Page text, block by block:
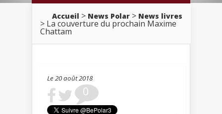
Accueil > News Polar > News livres
> La couverture du prochain Maxime
Chattam
Le 20 août 2018
0